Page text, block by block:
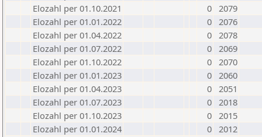
Elozahl per 01.10.2021
0 2079
Elozahl per 01.01.2022
0 2076
Elozahl per 01.04.2022
0 2078
Elozahl per 01.07.2022
0 2069
Elozahl per 01.10.2022
0 2070
Elozahl per 01.01.2023
0 2060
Elozahl per 01.04.2023
0 2051
Elozahl per 01.07.2023
0 2018
Elozahl per 01.10.2023
0 2015
Elozahl per 01.01.2024
0 2012